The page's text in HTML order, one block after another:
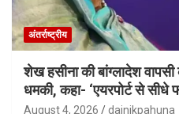
अंतर्राष्ट्रीय
शेख हसीना की बांग्लादेश
धमकी, कहा- ‘एयरपोर्ट से सीधे
August 4, 2026 dainikpahuna